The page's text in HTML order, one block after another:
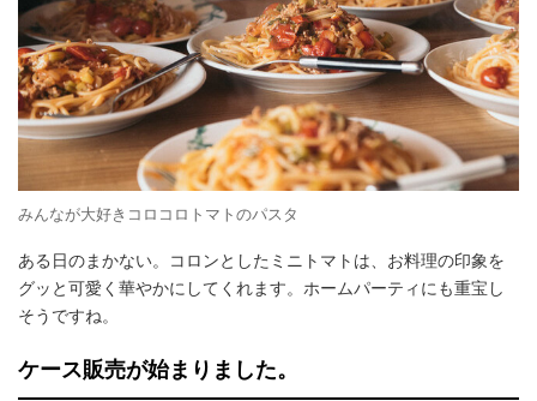
みんなが大好きコロコロトマトのパスタ
ある日のまかない。コロンとしたミニトマトは、お料理の印象を
グッと可愛く華やかにしてくれます。ホームパーティにも重宝し
そうですね。
ケース販売が始まりました。